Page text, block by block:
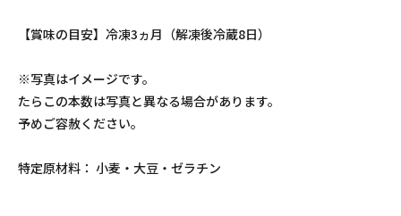
【賞味の目安】冷凍3ヵ月（解凍後冷蔵8日）
※写真はイメージです。
たらこの本数は写真と異なる場合があります。
予めご容赦ください。
特定原材料： 小麦・大豆・ゼラチン